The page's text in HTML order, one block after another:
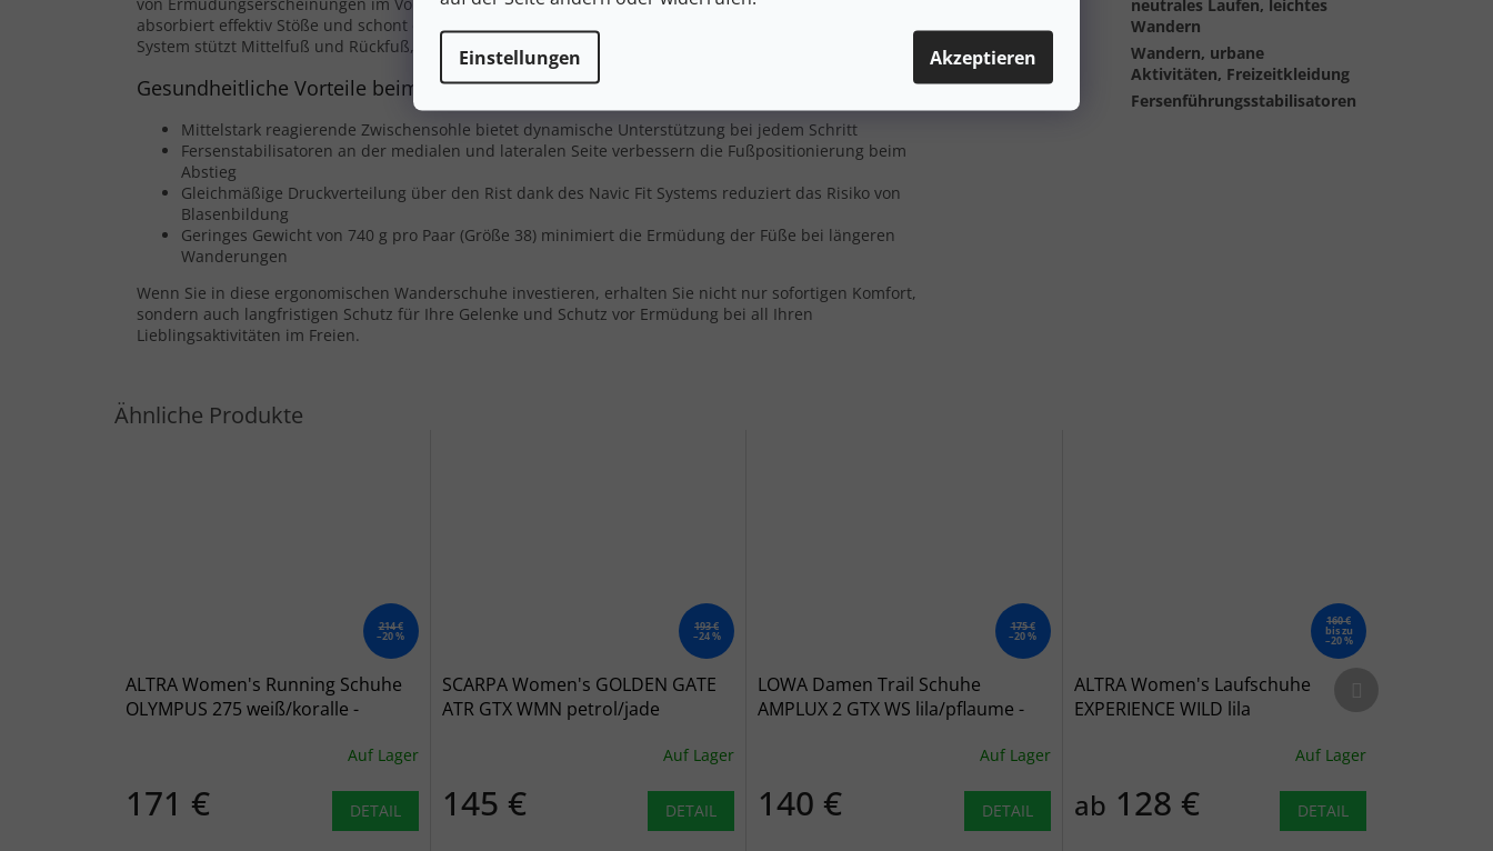
Einstellungen Akzeptieren
absorbiert effektiv Stöße und schont die Gelenke bei längeren Wanderungen. Das
Heel Guide Stabilizers
System stützt Mittelfuß und Rückfuß, was besonders beim Abstieg wichtig ist.
Gesundheitliche Vorteile beim Wandern
Mittelstark reagierende Zwischensohle bietet dynamische Unterstützung bei jedem Schritt
Fersenstabilisatoren an der medialen und lateralen Seite verbessern die Fußpositionierung beim
Abstieg
Gleichmäßige Druckverteilung über den Rist dank des Navic Fit Systems reduziert das Risiko von
Blasenbildung
Geringes Gewicht von 740 g pro Paar (Größe 38) minimiert die Ermüdung der Füße bei längeren
Wanderungen
Wenn Sie in diese ergonomischen Wanderschuhe investieren, erhalten Sie nicht nur sofortigen Komfort,
sondern auch langfristigen Schutz für Ihre Gelenke und Schutz vor Ermüdung bei all Ihren
Lieblingsaktivitäten im Freien.
neutrales Laufen, leichtes
Wandern
Vielseitigkeit der
Nutzung
Wandern, urbane
Aktivitäten, Freizeitkleidung
Fersenführungsstabilisatoren
214 €
–20 %
ALTRA Women's Running Schuhe
OLYMPUS 275 weiß/koralle -
Auf Lager
171 € DETAIL
193 €
–24 %
SCARPA Women's GOLDEN GATE
ATR GTX WMN petrol/jade
Auf Lager
145 € DETAIL
175 €
–20 %
LOWA Damen Trail Schuhe
AMPLUX 2 GTX WS lila/pflaume -
Auf Lager
140 € DETAIL
160 €
bis zu
–20 %
ALTRA Women's Laufschuhe
EXPERIENCE WILD lila
Auf Lager
ab 128 € DETAIL